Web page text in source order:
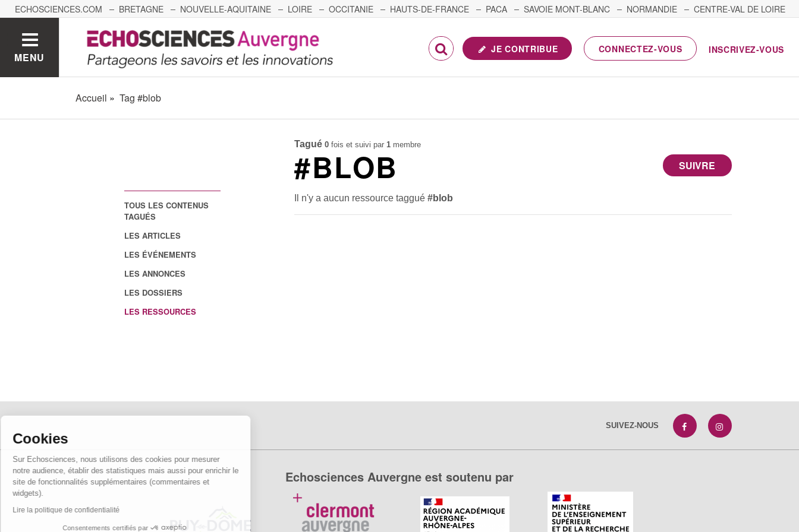
Cookies
Sur Echosciences, nous utilisons des cookies pour mesurer
notre audience, établir des statistiques mais aussi pour enrichir le
site de fonctionnalités supplémentaires (commentaires et
widgets).
Lire la politique de confidentialité
Consentements certifiés par
ECHOSCIENCES.COM BRETAGNE NOUVELLE-AQUITAINE LOIRE OCCITANIE HAUTS-DE-FRANCE PACA SAVOIE MONT-BLANC NORMANDIE
CENTRE-VAL DE LOIRE
GRENOBLE GRAND EST BOURGOGNE-FRANCHE-COMTÉ
MENU
JE CONTRIBUE CONNECTEZ-VOUS INSCRIVEZ-VOUS
Accueil Tag #blob
TOUS LES CONTENUS
TAGUÉS
LES ARTICLES
LES ÉVÉNEMENTS
LES ANNONCES
LES DOSSIERS
LES RESSOURCES
Tagué 0 fois et suivi par1 membre
SUIVRE
#BLOB
Il n'y a aucun ressource taggué#blob
SUIVEZ-NOUS
Echosciences Auvergne est soutenu par